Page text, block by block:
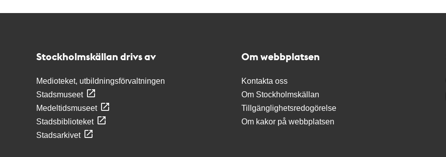
Stockholmskällan drivs av
Medioteket, utbildningsförvaltningen
Stadsmuseet
Medeltidsmuseet
Stadsbiblioteket
Stadsarkivet
Om webbplatsen
Kontakta oss
Om Stockholmskällan
Tillgänglighetsredogörelse
Om kakor på webbplatsen